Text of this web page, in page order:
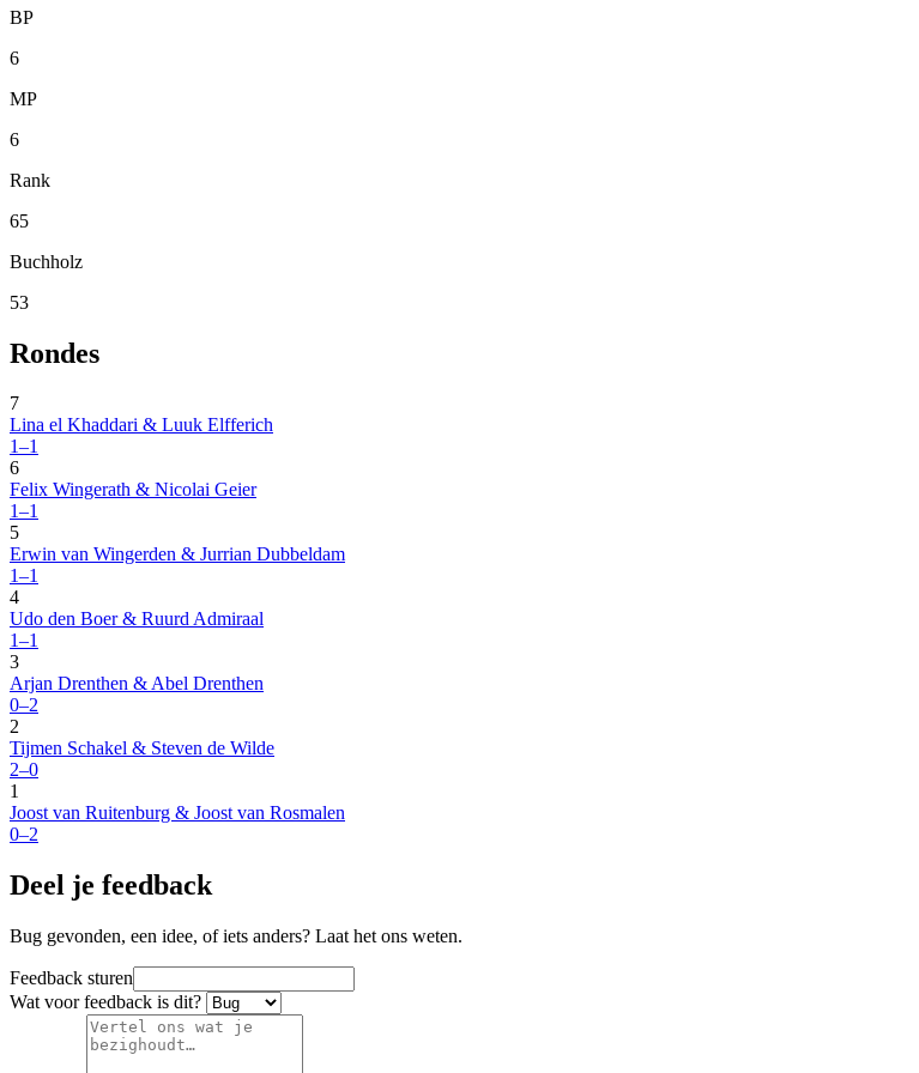
BP
6
MP
6
Rank
65
Buchholz
53
Rondes
7
Lina el Khaddari & Luuk Elfferich
1–1
6
Felix Wingerath & Nicolai Geier
1–1
5
Erwin van Wingerden & Jurrian Dubbeldam
1–1
4
Udo den Boer & Ruurd Admiraal
1–1
3
Arjan Drenthen & Abel Drenthen
0–2
2
Tijmen Schakel & Steven de Wilde
2–0
1
Joost van Ruitenburg & Joost van Rosmalen
0–2
Deel je feedback
Bug gevonden, een idee, of iets anders? Laat het ons weten.
Feedback sturen
Wat voor feedback is dit?